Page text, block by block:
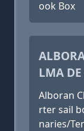
ook Box
LMA
Alboran
rter sail
naries/